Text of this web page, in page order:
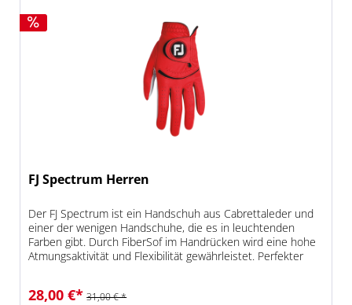
FJ Spectrum Herren
Der FJ Spectrum ist ein Handschuh aus Cabrettaleder und
einer der wenigen Handschuhe, die es in leuchtenden
Farben gibt. Durch FiberSof im Handrücken wird eine hohe
Atmungsaktivität und Flexibilität gewährleistet. Perfekter
28,00 €* 31,00 € *